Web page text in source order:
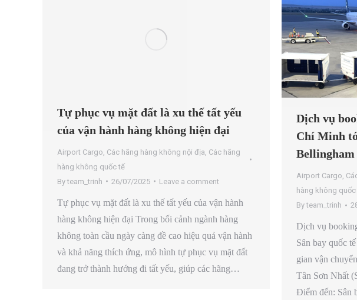
Dịch vụ
Chí Minh
Bellingham
Airport Cargo,
hàng không
Byteam_trinh
Dịch vụ
Sân bay quốc
gian vận
Tân Sơn Nhất
Điểm đến: Sân
Tự phục vụ mặt đất là xu thế tất yếu
của vận hành hàng không hiện đại
Airport Cargo Các hãng hàng không nội địa Các hãng
hàng không quốc tế
Byteam_trinh 26/07/2025 Leave a comment
Tự phục vụ mặt đất là xu thế tất yếu của vận hành
hàng không hiện đại Trong bối cảnh ngành hàng
không toàn cầu ngày càng đề cao hiệu quả vận hành
và khả năng thích ứng, mô hình tự phục vụ mặt đất
đang trở thành hướng đi tất yếu, giúp các hãng…